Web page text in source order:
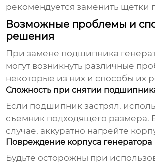
рекомендуется заменить щетки
Возможные проблемы и
решения
При замене подшипника
могут возникнуть различные
некоторые из них и способы их
Сложность при снятии
Если подшипник застрял,
съемник подходящего размера.
случае, аккуратно нагрейте
Повреждение корпуса генератора
Будьте осторожны при